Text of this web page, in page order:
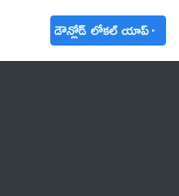
డౌన్లోడ్ లోకల్ యాప్